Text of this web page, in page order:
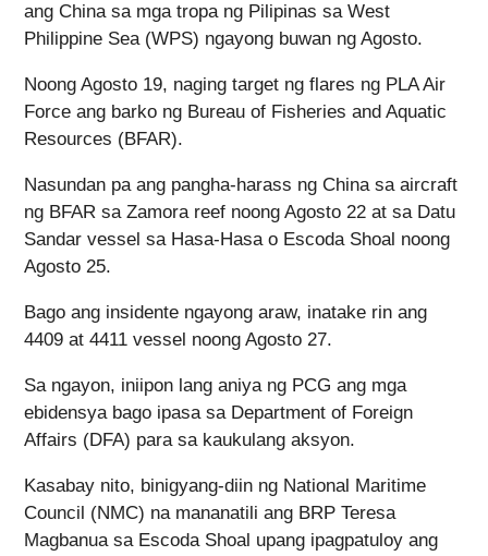
ang China sa mga tropa ng Pilipinas sa West
Philippine Sea (WPS) ngayong buwan ng Agosto.
Noong Agosto 19, naging target ng flares ng PLA Air
Force ang barko ng Bureau of Fisheries and Aquatic
Resources (BFAR).
Nasundan pa ang pangha-harass ng China sa aircraft
ng BFAR sa Zamora reef noong Agosto 22 at sa Datu
Sandar vessel sa Hasa-Hasa o Escoda Shoal noong
Agosto 25.
Bago ang insidente ngayong araw, inatake rin ang
4409 at 4411 vessel noong Agosto 27.
Sa ngayon, iniipon lang aniya ng PCG ang mga
ebidensya bago ipasa sa Department of Foreign
Affairs (DFA) para sa kaukulang aksyon.
Kasabay nito, binigyang-diin ng National Maritime
Council (NMC) na mananatili ang BRP Teresa
Magbanua sa Escoda Shoal upang ipagpatuloy ang